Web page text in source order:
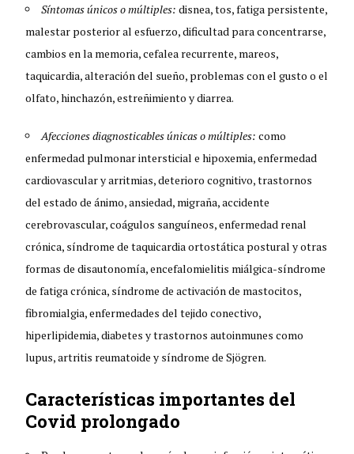
Síntomas únicos o múltiples: disnea, tos, fatiga persistente,
malestar posterior al esfuerzo, dificultad para concentrarse,
cambios en la memoria, cefalea recurrente, mareos,
taquicardia, alteración del sueño, problemas con el gusto o el
olfato, hinchazón, estreñimiento y diarrea.
Afecciones diagnosticables únicas o múltiples:como
enfermedad pulmonar intersticial e hipoxemia, enfermedad
cardiovascular y arritmias, deterioro cognitivo, trastornos
del estado de ánimo, ansiedad, migraña, accidente
cerebrovascular, coágulos sanguíneos, enfermedad renal
crónica, síndrome de taquicardia ortostática postural y otras
formas de disautonomía, encefalomielitis miálgica-síndrome
de fatiga crónica, síndrome de activación de mastocitos,
fibromialgia, enfermedades del tejido conectivo,
hiperlipidemia, diabetes y trastornos autoinmunes como
lupus, artritis reumatoide y síndrome de Sjögren.
Características importantes del
Covid prolongado